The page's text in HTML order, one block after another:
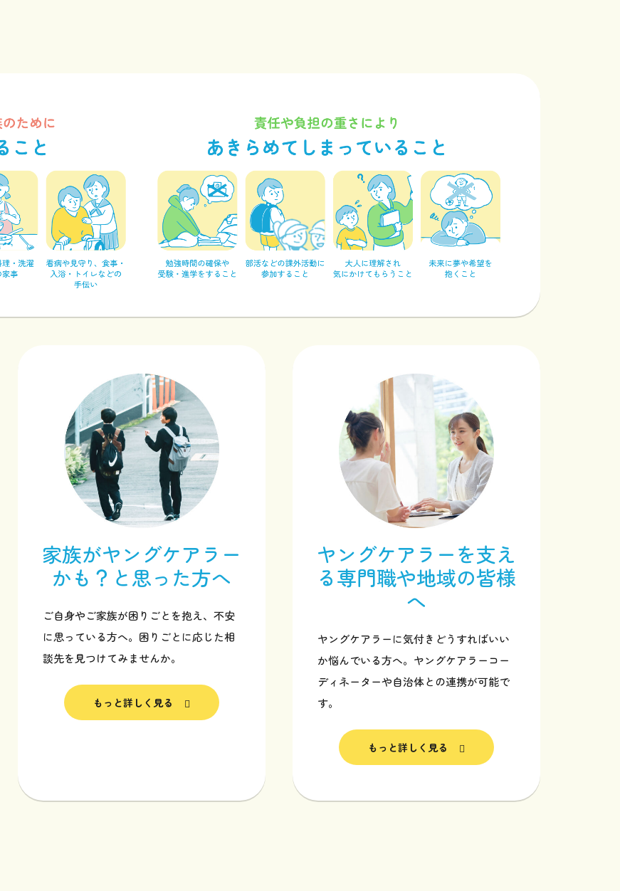
ヤングケアラー協会の取り組み
ヤングケアラー協会について
サポーターになる
お問い合わせ
採用情報
家族がヤングケアラー
かも？と思った方へ
ご自身やご家族が困りごとを抱え、不安
に思っている方へ。困りごとに応じた相
談先を見つけてみませんか。
もっと詳しく見る
ヤングケアラーを支え
る専門職や地域の皆様
へ
ヤングケアラーに気付きどうすればいい
か悩んでいる方へ。ヤングケアラーコー
ディネーターや自治体との連携が可能で
す。
もっと詳しく見る